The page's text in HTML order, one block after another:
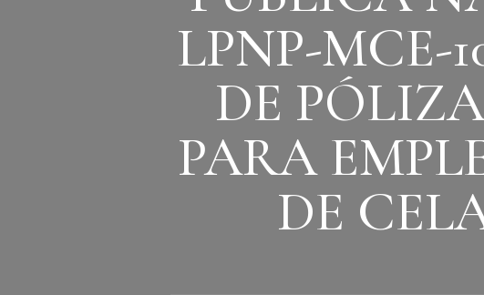
LPNP-MCE-
DE
PARA
DE